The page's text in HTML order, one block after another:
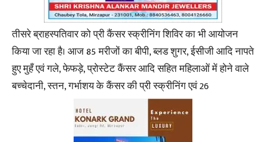
तीसरे ब्राहस्पतिवार को प्री कैंसर स्क्रीनिंग शिविर का भी आयोजन
किया जा रहा है। आज 85 मरीजों का बीपी, ब्लड शुगर, ईसीजी आदि नापते
हुए मुहँ एवं गले, फेफड़े, प्रोस्टेट कैंसर आदि सहित महिलाओं में होने वाले
बच्चेदानी, स्तन, गर्भाशय के कैंसर की प्री स्क्रीनिंग एवं 26